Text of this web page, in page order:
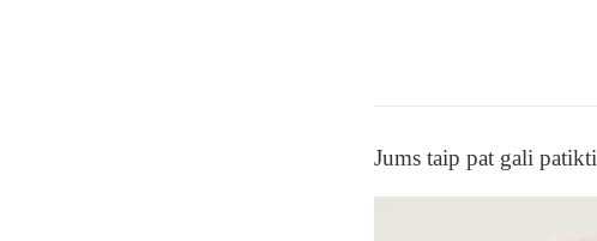
Jums taip pat gali patikti